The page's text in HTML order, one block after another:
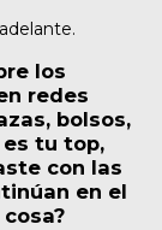
los
redes
bolsos,
tu top,
con las
en el